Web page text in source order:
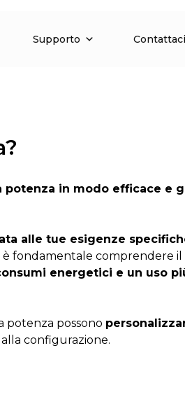
Supporto Contattaci
in modo efficace e
alle tue esigenze
fondamentale comprendere il
energetici e un uso
potenza possono
configurazione.